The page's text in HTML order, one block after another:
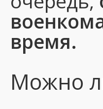
время.
Можно